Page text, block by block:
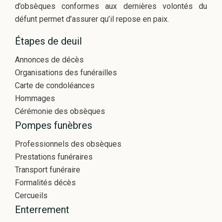
d’obsèques conformes aux dernières volontés du
défunt permet d’assurer qu’il repose en paix.
Étapes de deuil
Annonces de décès
Organisations des funérailles
Carte de condoléances
Hommages
Cérémonie des obsèques
Pompes funèbres
Professionnels des obsèques
Prestations funéraires
Transport funéraire
Formalités décès
Cercueils
Enterrement